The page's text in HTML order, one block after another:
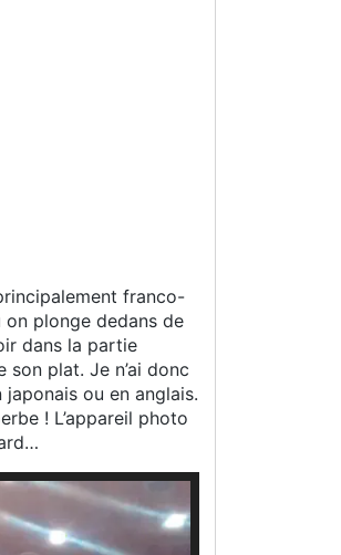
franco-
plonge dedans de
dans la partie
plat. Je n’ai donc
ou en anglais.
! L’appareil photo